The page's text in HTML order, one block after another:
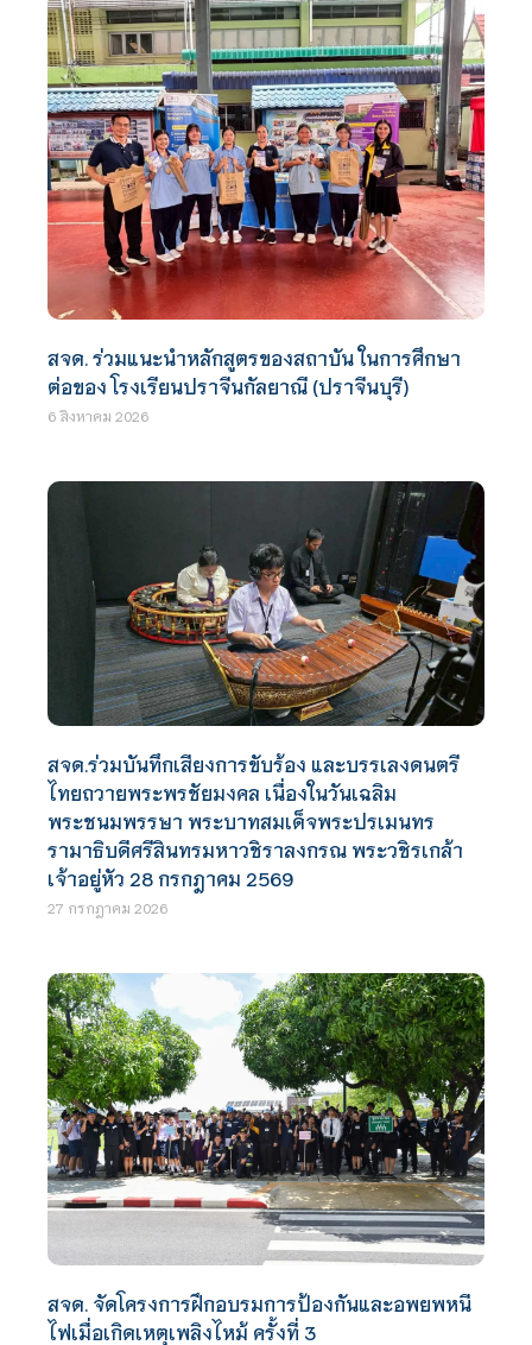
สจด. ร่วมแนะนำหลักสูตรของสถาบัน ในการศึกษา
ต่อของ โรงเรียนปราจีนกัลยาณี (ปราจีนบุรี)
6 สิงหาคม 2026
สจด.ร่วมบันทึกเสียงการขับร้อง และบรรเลงดนตรี
ไทยถวายพระพรชัยมงคล เนื่องในวันเฉลิม
พระชนมพรรษา พระบาทสมเด็จพระปรเมนทร
รามาธิบดีศรีสินทรมหาวชิราลงกรณ พระวชิรเกล้า
เจ้าอยู่หัว 28 กรกฎาคม 2569
27 กรกฎาคม 2026
สจด. จัดโครงการฝึกอบรมการป้องกันและอพยพหนี
ไฟเมื่อเกิดเหตุเพลิงไหม้ ครั้งที่ 3